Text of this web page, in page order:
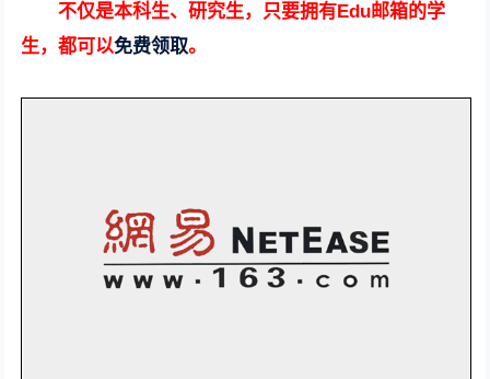
不仅是本科生、研究生，只要拥有Edu邮箱的学
生，都可以免费领取。